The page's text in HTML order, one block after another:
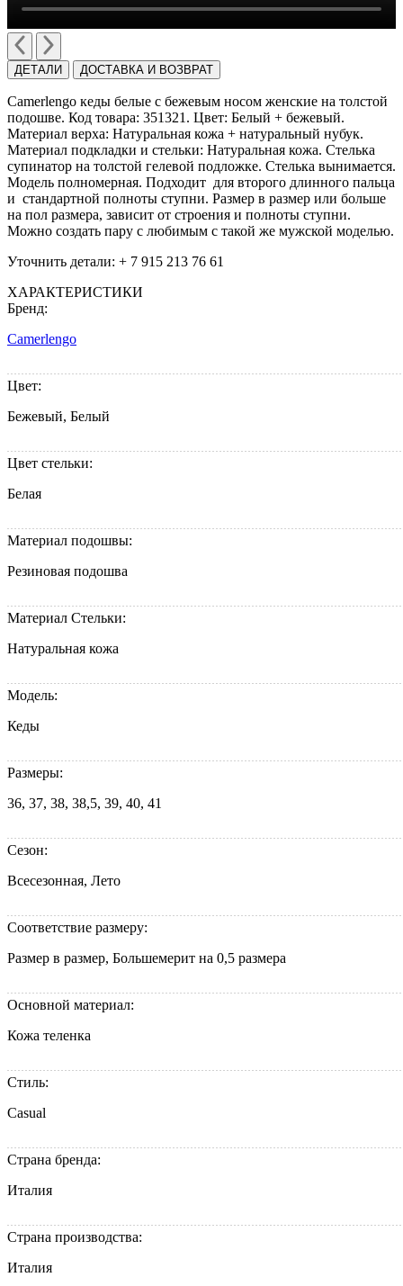
ДЕТАЛИ ДОСТАВКА И ВОЗВРАТ
Camerlengo кеды белые с бежевым носом женские на толстой
подошве. Код товара: 351321. Цвет: Белый + бежевый.
Материал верха: Натуральная кожа + натуральный нубук.
Материал подкладки и стельки: Натуральная кожа. Cтелька
супинатор на толстой гелевой подложке. Cтелька вынимается.
Модель полномерная. Подходит для второго длинного пальца
и стандартной полноты ступни. Размер в размер или больше
на пол размера, зависит от строения и полноты ступни.
Можно создать пару с любимым с такой же мужской моделью.
Уточнить детали: + 7 915 213 76 61
ХАРАКТЕРИСТИКИ
Бренд:
Camerlengo
Цвет:
Бежевый, Белый
Цвет стельки:
Белая
Материал подошвы:
Резиновая подошва
Материал Стельки:
Натуральная кожа
Модель:
Кеды
Размеры:
36, 37, 38, 38,5, 39, 40, 41
Сезон:
Всесезонная, Лето
Соответствие размеру:
Размер в размер, Большемерит на 0,5 размера
Основной материал:
Кожа теленка
Стиль:
Casual
Страна бренда:
Италия
Страна производства:
Италия